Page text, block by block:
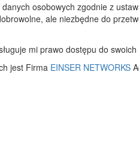
osobowych zgodnie z
ale niezbędne do
mi prawo dostępu do
jest Firma EINSER NETWORKS